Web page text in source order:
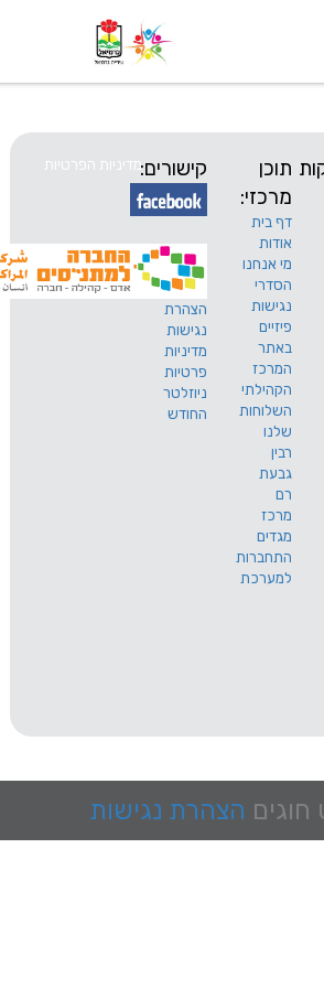
קישורים:
הצהרת
נגישות
מדיניות
פרטיות
ניוזלטר
החודש
מדיניות הפרטיות
הצהרת נגישות